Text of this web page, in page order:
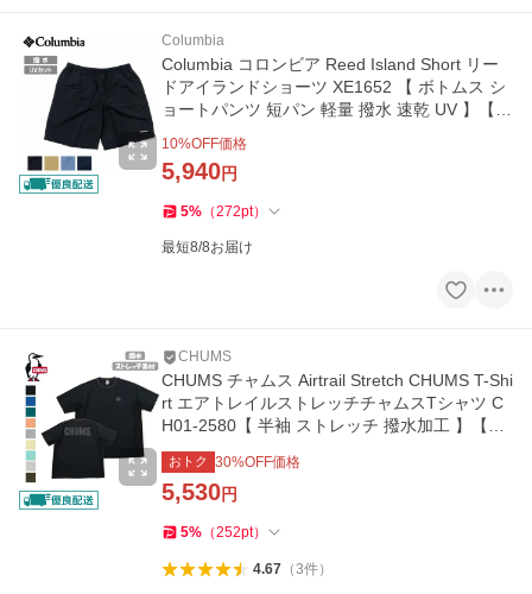
Columbia
Columbia コロンビア Reed Island Short リー
ドアイランドショーツ XE1652 【 ボトムス シ
ョートパンツ 短パン 軽量 撥水 速乾 UV 】【メ
10%OFF価格
5,940円
5% （272pt）
最短8/8お届け
CHUMS
CHUMS チャムス Airtrail Stretch CHUMS T-Shi
rt エアトレイルストレッチチャムスTシャツ C
H01-2580【 半袖 ストレッチ 撥水加工 】【メ
ール便・代引不可】
おトク 30%OFF価格
5,530円
5% （252pt）
4.67（3件）